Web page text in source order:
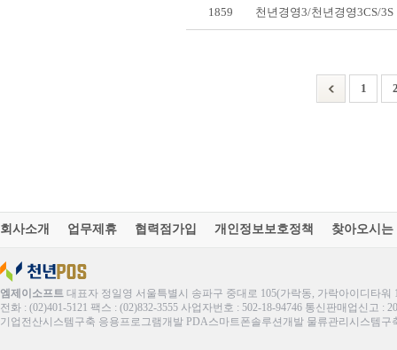
1859 천년경영3/천년경영3CS/
1
회사소개 업무제휴 협력점가입 개인정보보호정책 찾아오시는
엠제이소프트 대표자 정일영 서울특별시 송파구 중대로 105(가락동, 가락아이디타워
전화 : (02)401-5121 팩스 : (02)832-3555 사업자번호 : 502-18-94746 통신판매업신고 :
기업전산시스템구축 응용프로그램개발 PDA스마트폰솔루션개발 물류관리시스템구